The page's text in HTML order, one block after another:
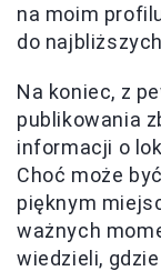
na moim
do
Na koniec, z
publikowania
informacji o
Choć może
pięknym
ważnych
wiedzieli,